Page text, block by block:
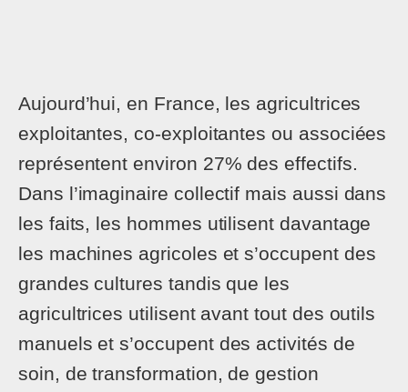
Aujourd’hui, en France, les agricultrices
exploitantes, co-exploitantes ou associées
représentent environ 27% des effectifs.
Dans l’imaginaire collectif mais aussi dans
les faits, les hommes utilisent davantage
les machines agricoles et s’occupent des
grandes cultures tandis que les
agricultrices utilisent avant tout des outils
manuels et s’occupent des activités de
soin, de transformation, de gestion